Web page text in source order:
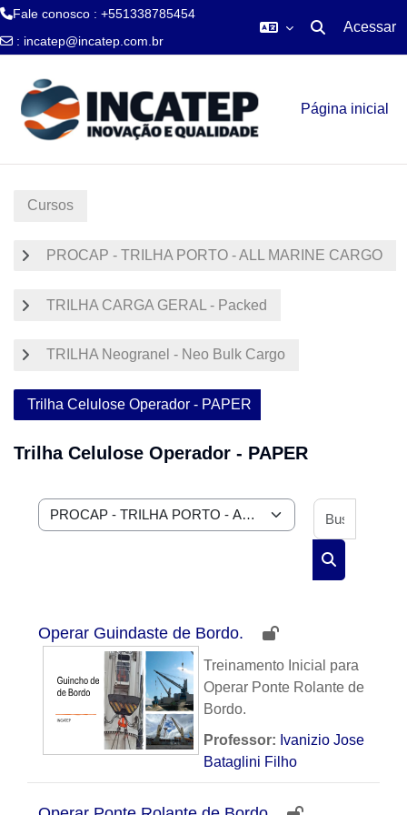
Fale conosco : +551338785454
: incatep@incatep.com.br Alternar
Acessar
Página inicial
Cursos
PROCAP - TRILHA PORTO - ALL MARINE CARGO
TRILHA CARGA GERAL - Packed
TRILHA Neogranel - Neo Bulk Cargo
Trilha Celulose Operador - PAPER
Trilha Celulose Operador - PAPER
Categorias de Cursos
Operar Guindaste de Bordo.
Treinamento Inicial para
Operar Ponte Rolante de
Bordo.
Professor: Ivanizio Jose
Bataglini Filho